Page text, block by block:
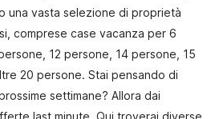
una vasta selezione di proprietà
comprese case vacanza per 6
12 persone, 14 persone, 15
20 persone. Stai pensando di
settimane? Allora dai
last minute. Qui troverai diverse